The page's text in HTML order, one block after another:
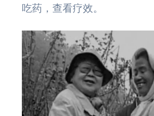
吃药，查看疗效。